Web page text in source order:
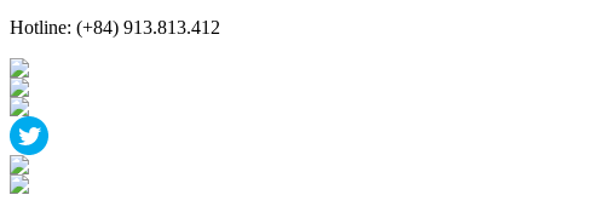
Hotline: (+84) 913.813.412